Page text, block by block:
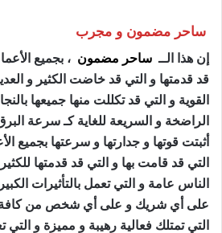
ساحر مضمون و مجرب
إن هذا الــ ساحر مضمون ، بجميع
قد قدمتها و التي قد خاضت الكثير و
القوية و التي قد تكللت منها جميعها
الراضخة و السريعة للغاية كـ سرعة
أثبتت قوتها و جدارتها و سرعتها بجميع
التي قد قامت بها و التي قد قدمتها
الناس عامة و التي تعمل بالتأثيرات
على أي شريك و على أي شخص من كافة
التي تمتلك فعالية رهيبة و مميزة و التي